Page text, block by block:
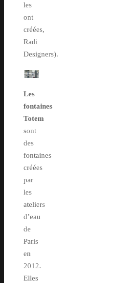
les
ont
créées,
Radi
Designers).
Les
fontaines
Totem
sont
des
fontaines
créées
par
les
ateliers
d’eau
de
Paris
en
2012.
Elles